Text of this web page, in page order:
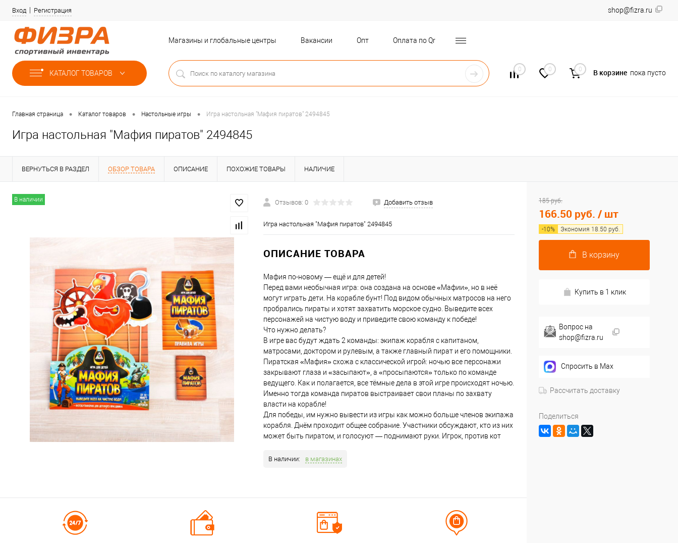
Вход Регистрация shop@fizra.ru
Магазины и глобальные центры Вакансии Опт Оплата по Qr
КАТАЛОГ ТОВАРОВ 0 0 0 В корзине пока пусто
Главная страница • Каталог товаров • Настольные игры • Игра настольная "Мафия пиратов" 2494845
Игра настольная "Мафия пиратов" 2494845
ВЕРНУТЬСЯ В РАЗДЕЛ ОБЗОР ТОВАРА ОПИСАНИЕ ПОХОЖИЕ ТОВАРЫ НАЛИЧИЕ
В наличии Отзывов: 0 Добавить отзыв
Игра настольная "Мафия пиратов" 2494845
ОПИСАНИЕ ТОВАРА
Мафия по-новому — ещё и для детей!
Перед вами необычная игра: она создана на основе «Мафии», но в неё
могут играть дети. На корабле бунт! Под видом обычных матросов на него
пробрались пираты и хотят захватить морское судно. Выведите всех
персонажей на чистую воду и приведите свою команду к победе!
Что нужно делать?
В игре вас будут ждать 2 команды: экипаж корабля с капитаном,
матросами, доктором и рулевым, а также главный пират и его помощники.
Пиратская «Мафия» схожа с классической игрой: ночью все персонажи
закрывают глаза и «засыпают», а «просыпаются» только по команде
ведущего. Как и полагается, все тёмные дела в этой игре происходят ночью.
Именно тогда команда пиратов выстраивает свои планы по захвату
власти на корабле!
Для победы, им нужно вывести из игры как можно больше членов экипажа
корабля. Днём проходит общее собрание. Участники обсуждают, кто из них
может быть пиратом, и голосуют — поднимают руки. Игрок, против кот
В наличии: в магазинах
185 руб.
166.50 руб. / шт
-10% Экономия 18.50 руб.
В корзину
Купить в 1 клик
Вопрос на
shop@fizra.ru
Спросить в Max
Рассчитать доставку
Поделиться